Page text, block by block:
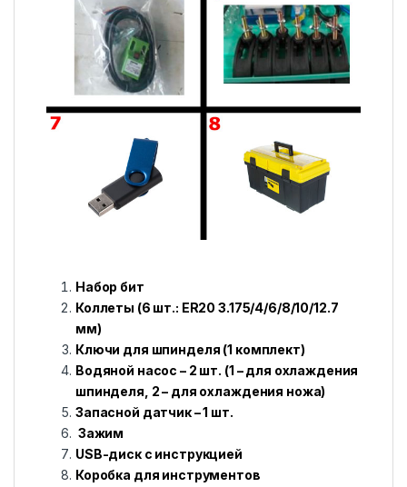
Набор бит
Коллеты (6 шт.: ER20 3.175/4/6/8/10/12.7
мм)
Ключи для шпинделя (1 комплект)
Водяной насос – 2 шт. (1 – для охлаждения
шпинделя, 2 – для охлаждения ножа)
Запасной датчик – 1 шт.
Зажим
USB-диск с инструкцией
Коробка для инструментов